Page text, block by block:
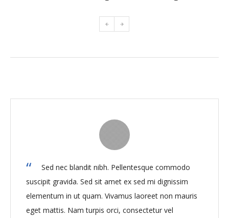
Sed nec blandit nibh. Pellentesque commodo
suscipit gravida. Sed sit amet ex sed mi dignissim
elementum in ut quam. Vivamus laoreet non mauris
eget mattis. Nam turpis orci, consectetur vel